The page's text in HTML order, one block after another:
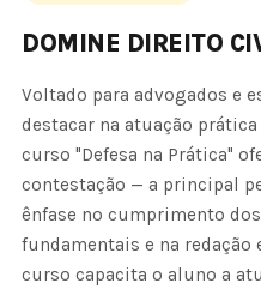
DOMINE DIREITO
Voltado para advogados e
destacar na atuação
curso "Defesa na Prática"
contestação — a principal
ênfase no cumprimento
fundamentais e na redação
curso capacita o aluno a